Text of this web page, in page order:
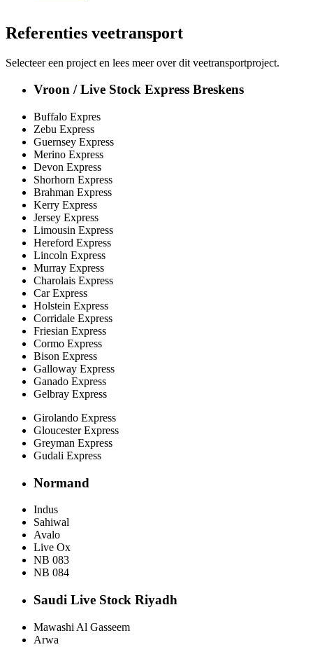
Referenties veetransport
Selecteer een project en lees meer over dit veetransportproject.
Vroon / Live Stock Express Breskens
Buffalo Expres
Zebu Express
Guernsey Express
Merino Express
Devon Express
Shorhorn Express
Brahman Express
Kerry Express
Jersey Express
Limousin Express
Hereford Express
Lincoln Express
Murray Express
Charolais Express
Car Express
Holstein Express
Corridale Express
Friesian Express
Cormo Express
Bison Express
Galloway Express
Ganado Express
Gelbray Express
Girolando Express
Gloucester Express
Greyman Express
Gudali Express
Normand
Indus
Sahiwal
Avalo
Live Ox
NB 083
NB 084
Saudi Live Stock Riyadh
Mawashi Al Gasseem
Arwa